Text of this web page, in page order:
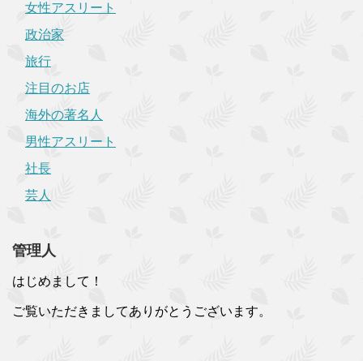
女性アスリート
政治家
旅行
注目のお店
海外の著名人
男性アスリート
社長
芸人
管理人
はじめまして！
ご覧いただきましてありがとうございます。